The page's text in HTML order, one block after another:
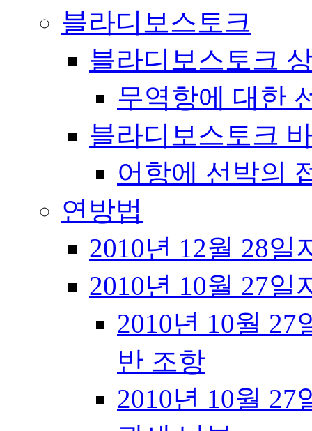
블라디보스토크
블라디보스토크
무역항에 대한
블라디보스토크
어항에 선박의
연방법
2010년 12월 28일
2010년 10월 27일
2010년 10월 27
반 조항
2010년 10월